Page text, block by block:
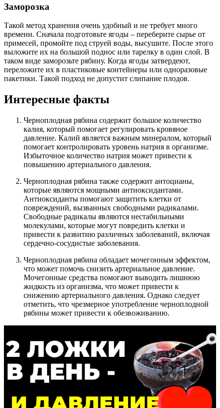
Заморозка
Такой метод хранения очень удобный и не требует много
времени. Сначала подготовьте ягоды – переберите сырье от
примесей, промойте под струей воды, высушите. После этого
выложите их на большой поднос или тарелку в один слой. В
таком виде заморозьте рябину. Когда ягоды затвердеют,
переложите их в пластиковые контейнеры или одноразовые
пакетики. Такой подход не допустит слипание плодов.
Интересные факты
Черноплодная рябина содержит большое количество
калия, который помогает регулировать кровяное
давление. Калий является важным минералом, который
помогает контролировать уровень натрия в организме.
Избыточное количество натрия может привести к
повышению артериального давления.
Черноплодная рябина также содержит антоцианы,
которые являются мощными антиоксидантами.
Антиоксиданты помогают защитить клетки от
повреждений, вызванных свободными радикалами.
Свободные радикалы являются нестабильными
молекулами, которые могут повредить клетки и
привести к развитию различных заболеваний, включая
сердечно-сосудистые заболевания.
Черноплодная рябина обладает мочегонным эффектом,
что может помочь снизить артериальное давление.
Мочегонные средства помогают выводить лишнюю
жидкость из организма, что может привести к
снижению артериального давления. Однако следует
отметить, что чрезмерное употребление черноплодной
рябины может привести к обезвоживанию.